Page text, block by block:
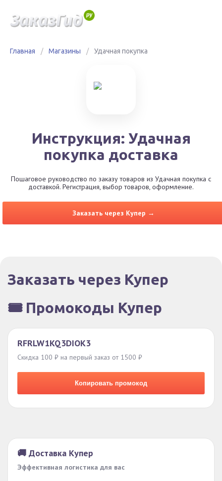
Главная / Магазины / Удачная покупка
Инструкция: Удачная
покупка доставка
Пошаговое руководство по заказу товаров из Удачная покупка с
доставкой. Регистрация, выбор товаров, оформление.
Заказать через Купер →
Заказать через Купер
🎟️ Промокоды Купер
RFRLW1KQ3DIOK3
Скидка 100 ₽ на первый заказ от 1500 ₽
Копировать промокод
🚚 Доставка Купер
Эффективная логистика для вас